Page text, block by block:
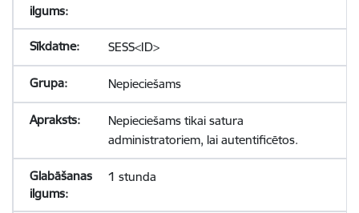
SESS<ID>
Nepieciešams
Nepieciešams tikai satura
administratoriem, lai autentificētos.
1 stunda